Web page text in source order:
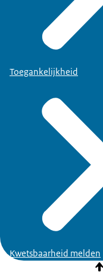
Toegankelijkheid
Kwetsbaarheid melden